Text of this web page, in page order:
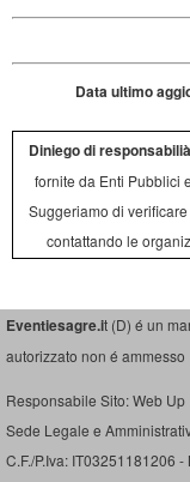
Data ultimo
Diniego di responsabilià
fornite da Enti Pubblici
Suggeriamo di
contattando le
Eventiesagre.it (D) é un
autorizzato non é ammesso
Responsabile Sito: Web
Sede Legale e
C.F./P.Iva: IT03251181206